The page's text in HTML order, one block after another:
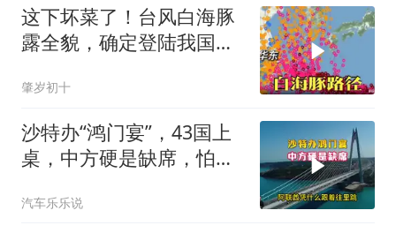
这下坏菜了！台风白海豚
露全貌，确定登陆我国沿
肇岁初十
沙特办“鸿门宴”，43国上
桌，中方硬是缺席，怕得
汽车乐乐说